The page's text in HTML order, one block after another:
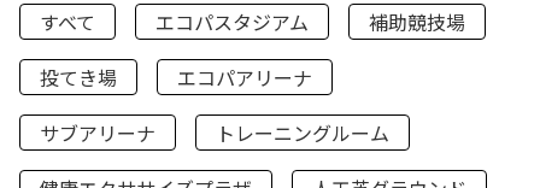
すべて エコパスタジアム
補助競技場
投てき場
エコパアリーナ
サブアリーナ
トレーニングルーム